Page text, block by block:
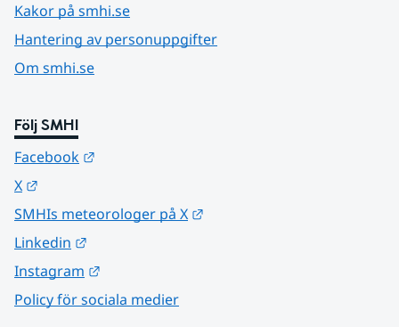
Kakor på smhi.se
Hantering av personuppgifter
Om smhi.se
Följ SMHI
Facebook
X
SMHIs meteorologer på X
Linkedin
Instagram
Policy för sociala medier